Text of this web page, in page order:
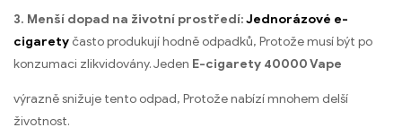
3. Menší dopad na životní prostředí:Jednorázové e-
cigarety často produkují hodně odpadků, Protože musí být po
konzumaci zlikvidovány. Jeden E-cigarety 40000 Vape
výrazně snižuje tento odpad, Protože nabízí mnohem delší
životnost.